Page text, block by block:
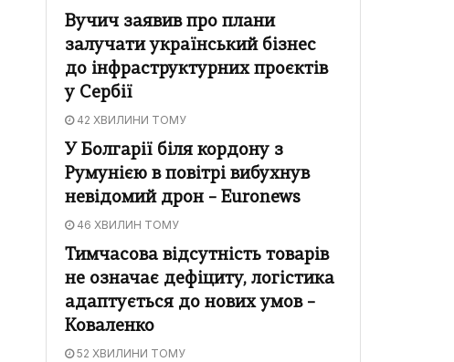
Вучич заявив про плани
залучати український бізнес
до інфраструктурних проєктів
у Сербії
42 ХВИЛИНИ ТОМУ
У Болгарії біля кордону з
Румунією в повітрі вибухнув
невідомий дрон – Euronews
46 ХВИЛИН ТОМУ
Тимчасова відсутність товарів
не означає дефіциту, логістика
адаптується до нових умов –
Коваленко
52 ХВИЛИНИ ТОМУ